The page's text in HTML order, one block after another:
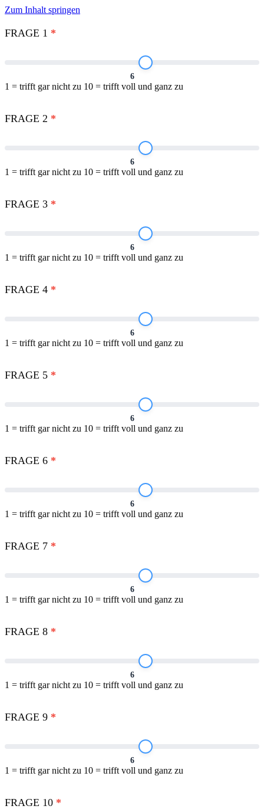
Zum Inhalt springen
zum
FRAGE 1 *
6
1 = trifft gar nicht zu 10 = trifft voll und ganz zu
FRAGE 2 *
6
1 = trifft gar nicht zu 10 = trifft voll und ganz zu
FRAGE 3 *
6
1 = trifft gar nicht zu 10 = trifft voll und ganz zu
FRAGE 4 *
6
1 = trifft gar nicht zu 10 = trifft voll und ganz zu
FRAGE 5 *
6
1 = trifft gar nicht zu 10 = trifft voll und ganz zu
FRAGE 6 *
6
1 = trifft gar nicht zu 10 = trifft voll und ganz zu
FRAGE 7 *
6
1 = trifft gar nicht zu 10 = trifft voll und ganz zu
FRAGE 8 *
6
1 = trifft gar nicht zu 10 = trifft voll und ganz zu
FRAGE 9 *
6
1 = trifft gar nicht zu 10 = trifft voll und ganz zu
FRAGE 10 *